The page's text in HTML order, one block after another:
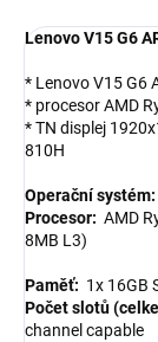
Lenovo V15 G6
* Lenovo V15 G6
* procesor AMD
* TN displej
810H
Operační systém:
Procesor: AMD
8MB L3)
Paměť: 1x 16GB
Počet slotů
channel capable